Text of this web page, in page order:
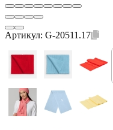
Артикул: G-20511.17